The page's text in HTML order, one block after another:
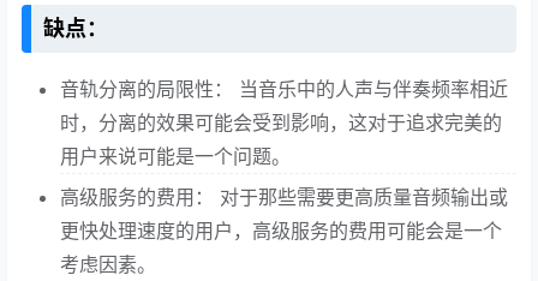
缺点：
音轨分离的局限性： 当音乐中的人声与伴奏频率相近
时，分离的效果可能会受到影响，这对于追求完美的
用户来说可能是一个问题。
高级服务的费用： 对于那些需要更高质量音频输出或
更快处理速度的用户，高级服务的费用可能会是一个
考虑因素。